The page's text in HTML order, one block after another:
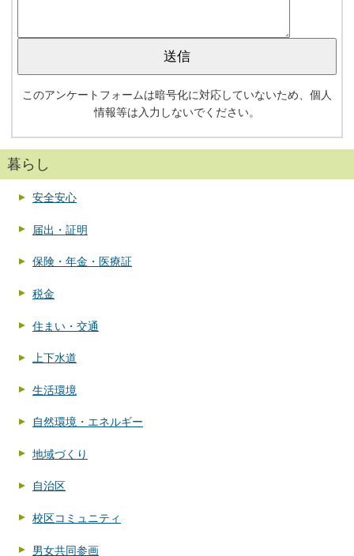
このアンケートフォームは暗号化に対応していないため、個人
情報等は入力しないでください。
暮らし
安全安心
届出・証明
保険・年金・医療証
税金
住まい・交通
上下水道
生活環境
自然環境・エネルギー
地域づくり
自治区
校区コミュニティ
男女共同参画